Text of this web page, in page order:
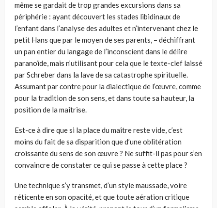
même se gardait de trop grandes excursions dans sa
périphérie : ayant découvert les stades libidinaux de
l’enfant dans l’analyse des adultes et n’intervenant chez le
petit Hans que par le moyen de ses parents, – déchiffrant
un pan entier du langage de l’inconscient dans le délire
paranoïde, mais n’utilisant pour cela que le texte-clef laissé
par Schreber dans la lave de sa catastrophe spirituelle.
Assumant par contre pour la dialectique de l’œuvre, comme
pour la tradition de son sens, et dans toute sa hauteur, la
position de la maîtrise.
Est-ce à dire que si la place du maître reste vide, c’est
moins du fait de sa disparition que d’une oblitération
croissante du sens de son œuvre ? Ne suffit-il pas pour s’en
convaincre de constater ce qui se passe à cette place ?
Une technique s’y transmet, d’un style maussade, voire
réticente en son opacité, et que toute aération critique